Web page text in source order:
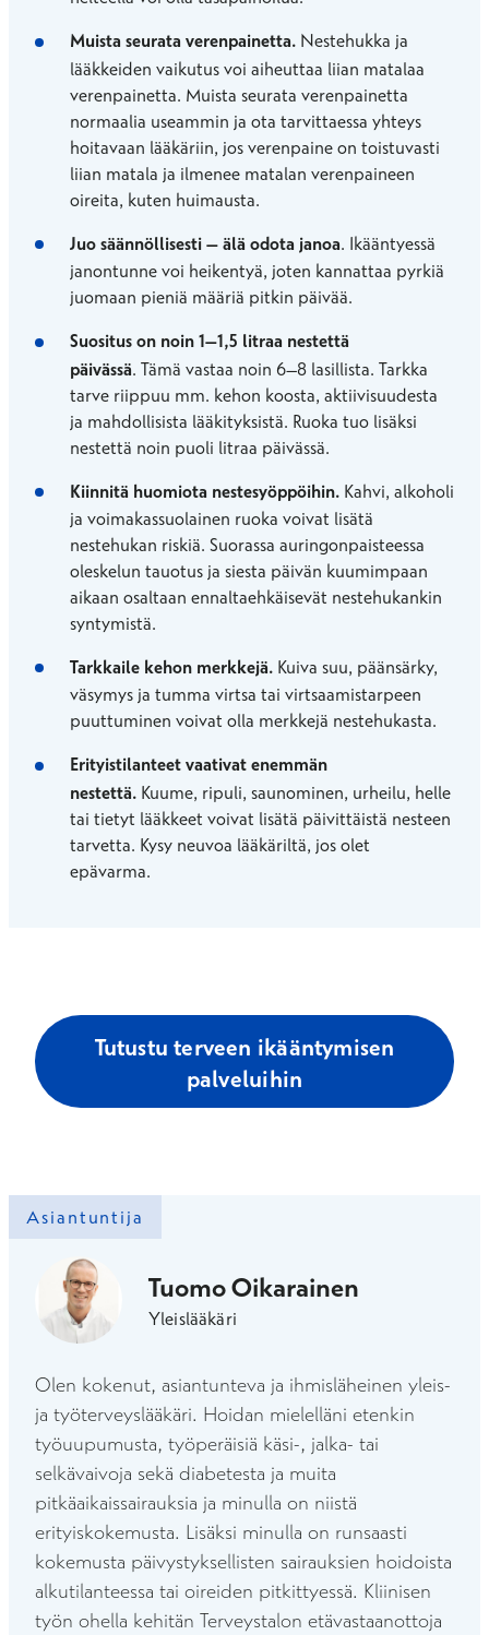
Muista seurata verenpainetta. Nestehukka ja
lääkkeiden vaikutus voi aiheuttaa liian matalaa
verenpainetta. Muista seurata verenpainetta
normaalia useammin ja ota tarvittaessa yhteys
hoitavaan lääkäriin, jos verenpaine on toistuvasti
liian matala ja ilmenee matalan verenpaineen
oireita, kuten huimausta.
Juo säännöllisesti – älä odota janoa. Ikääntyessä
janontunne voi heikentyä, joten kannattaa pyrkiä
juomaan pieniä määriä pitkin päivää.
Suositus on noin 1–1,5 litraa nestettä
päivässä. Tämä vastaa noin 6–8 lasillista. Tarkka
tarve riippuu mm. kehon koosta, aktiivisuudesta
ja mahdollisista lääkityksistä. Ruoka tuo lisäksi
nestettä noin puoli litraa päivässä.
Kiinnitä huomiota nestesyöppöihin. Kahvi, alkoholi
ja voimakassuolainen ruoka voivat lisätä
nestehukan riskiä. Suorassa auringonpaisteessa
oleskelun tauotus ja siesta päivän kuumimpaan
aikaan osaltaan ennaltaehkäisevät nestehukankin
syntymistä.
Tarkkaile kehon merkkejä. Kuiva suu, päänsärky,
väsymys ja tumma virtsa tai virtsaamistarpeen
puuttuminen voivat olla merkkejä nestehukasta.
Erityistilanteet vaativat enemmän
nestettä. Kuume, ripuli, saunominen, urheilu, helle
tai tietyt lääkkeet voivat lisätä päivittäistä nesteen
tarvetta. Kysy neuvoa lääkäriltä, jos olet
epävarma.
Tutustu terveen ikääntymisen
palveluihin
Asiantuntija
Tuomo Oikarainen
Yleislääkäri
Olen kokenut, asiantunteva ja ihmisläheinen yleis-
ja työterveyslääkäri. Hoidan mielelläni etenkin
työuupumusta, työperäisiä käsi-, jalka- tai
selkävaivoja sekä diabetesta ja muita
pitkäaikaissairauksia ja minulla on niistä
erityiskokemusta. Lisäksi minulla on runsaasti
kokemusta päivystyksellisten sairauksien hoidoista
alkutilanteessa tai oireiden pitkittyessä. Kliinisen
työn ohella kehitän Terveystalon etävastaanottoja